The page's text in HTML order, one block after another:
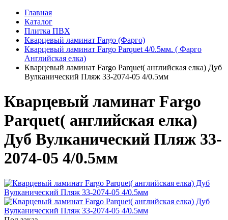
Главная
Каталог
Плитка ПВХ
Кварцевый ламинат Fargo (Фарго)
Кварцевый ламинат Fargo Parquet 4/0.5мм. ( Фарго
Английская елка)
Кварцевый ламинат Fargo Parquet( английская елка) Дуб
Вулканический Пляж 33-2074-05 4/0.5мм
Кварцевый ламинат Fargo
Parquet( английская елка)
Дуб Вулканический Пляж 33-
2074-05 4/0.5мм